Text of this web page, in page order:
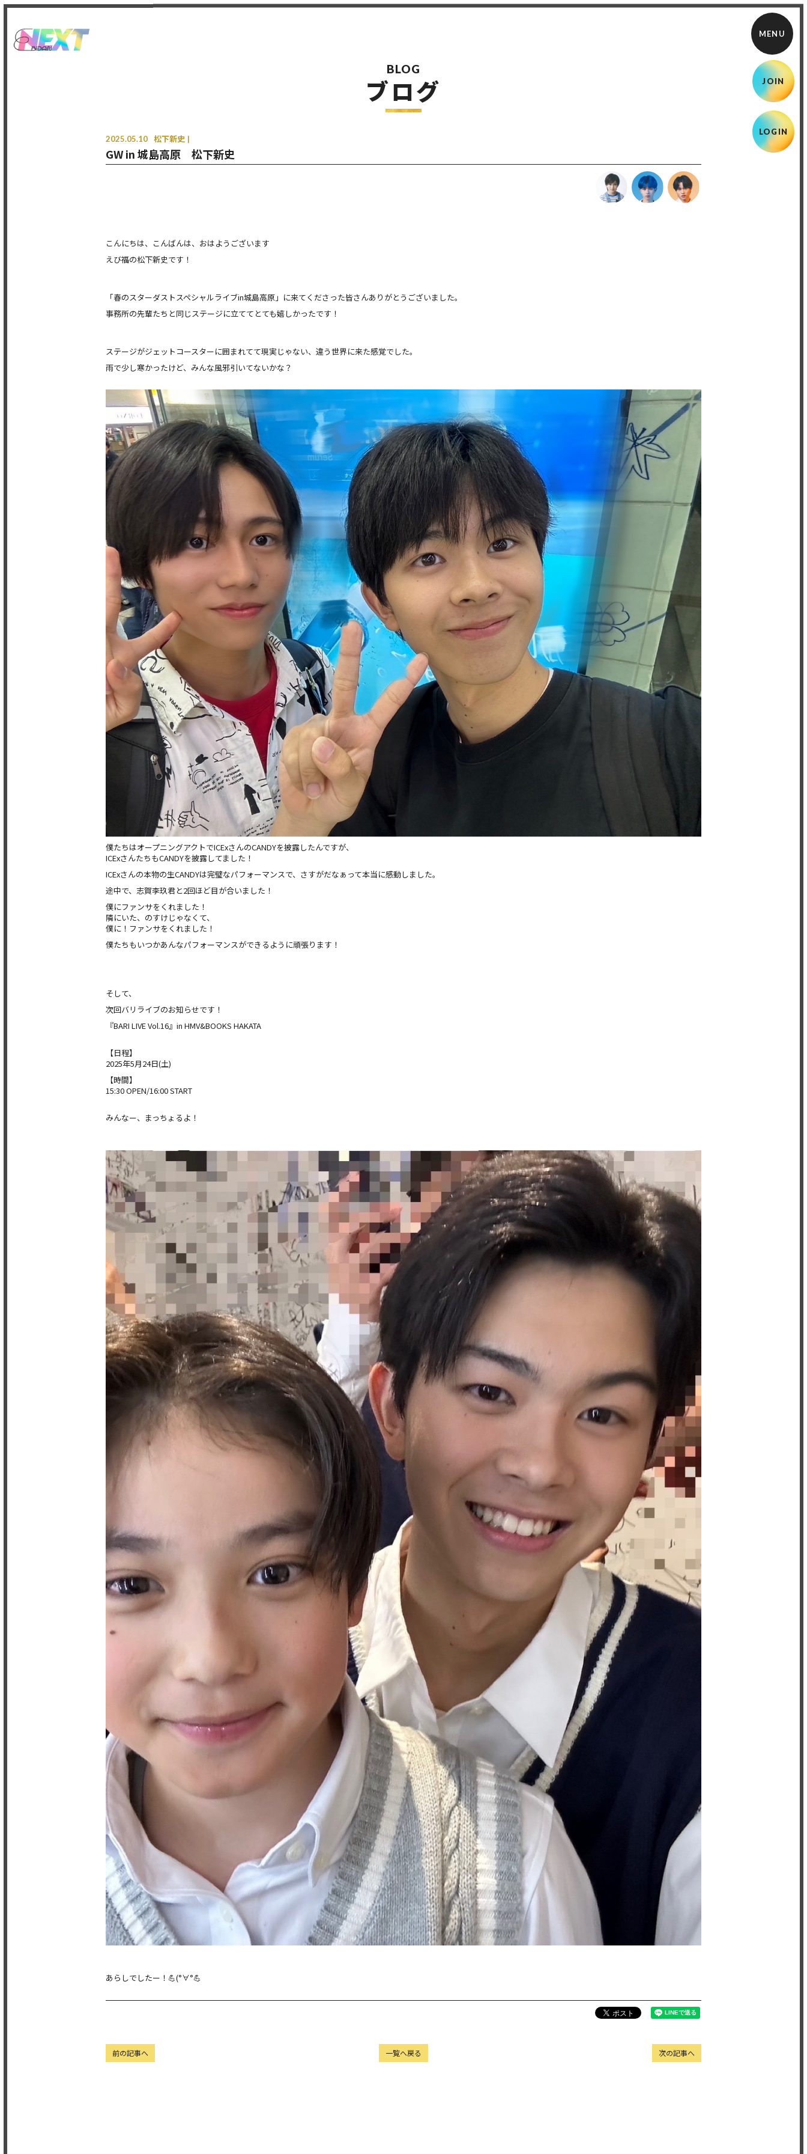
JOIN
LOGIN
BLOG
ブログ
2025.05.10 松下新史
GW in 城島高原 松下新史
こんにちは、こんばんは、おはようございます
えび福の松下新史です！
「春のスターダストスペシャルライブin城島高原」に来てくださった皆さんありがとうございました。
事務所の先輩たちと同じステージに立ててとても嬉しかったです！
ステージがジェットコースターに囲まれてて現実じゃない、違う世界に来た感覚でした。
雨で少し寒かったけど、みんな風邪引いてないかな？
僕たちはオープニングアクトでICExさんのCANDYを披露したんですが、
ICExさんたちもCANDYを披露してました！
ICExさんの本物の生CANDYは完璧なパフォーマンスで、さすがだなぁって本当に感動しました。
途中で、志賀李玖君と2回ほど目が合いました！
僕にファンサをくれました！
隣にいた、のすけじゃなくて、
僕に！ファンサをくれました！
僕たちもいつかあんなパフォーマンスができるように頑張ります！
そして、
次回バリライブのお知らせです！
『BARI LIVE Vol.16』in HMV&BOOKS HAKATA
【日程】
2025年5月24日(土)
【時間】
15:30 OPEN/16:00 START
みんなー、まっちょるよ！
あらしでしたー！💪(°∀°💪
次の記事へ
一覧へ戻る
前の記事へ